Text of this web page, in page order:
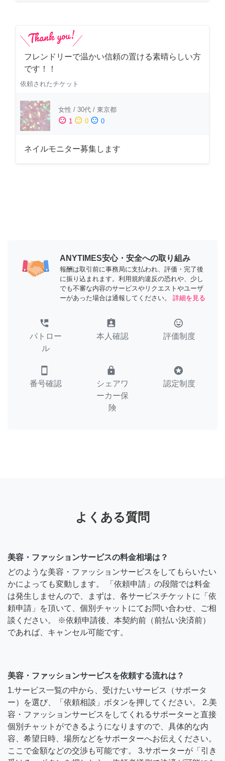
フレンドリーで温かい信頼の置ける素晴らしい方
です！！
依頼されたチケット
女性 / 30代 / 東京都
sentiment_satisfied 1 sentiment_neutral 0 sentiment_dissatisfied 0
ネイルモニター募集します
ANYTIMES安心・安全への取り組み
報酬は取引前に事務局に支払われ、評価・完了後
に振り込まれます。利用規約違反の恐れや、少し
でも不審な内容のサービスやリクエストやユーザ
ーがあった場合は通報してください。
詳細を見る
perm_phone_msg
パトロー
ル
assignment_ind
本人確認
tag_faces
評価制度
smartphone
番号確認
lock
シェアワ
ーカー保
険
stars
認定制度
よくある質問
美容・ファッションサービスの料金相場は？
どのような美容・ファッションサービスをしてもらいたい
かによっても変動します。 「依頼申請」の段階では料金
は発生しませんので、まずは、各サービスチケットに「依
頼申請」を頂いて、個別チャットにてお問い合わせ、ご相
談ください。 ※依頼申請後、本契約前（前払い決済前）
であれば、キャンセル可能です。
美容・ファッションサービスを依頼する流れは？
1.サービス一覧の中から、受けたいサービス（サポータ
ー）を選び、「依頼相談」ボタンを押してください。 2.美
容・ファッションサービスをしてくれるサポーターと直接
個別チャットができるようになりますので、具体的な内
容、希望日時、場所などをサポーターへお伝えください。
ここで金額などの交渉も可能です。 3.サポーターが「引き